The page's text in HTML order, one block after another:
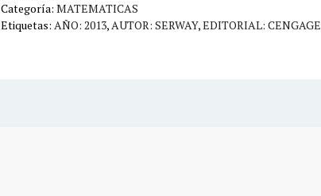
cantidad
Categoría: MATEMATICAS
Etiquetas: AÑO: 2013,AUTOR: SERWAY,EDITORIAL: CENGAGE